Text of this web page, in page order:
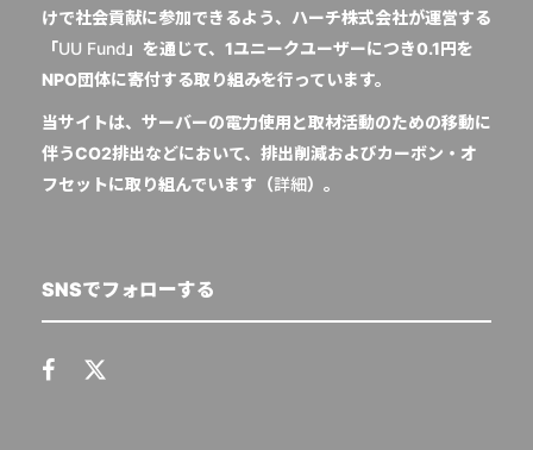
けで社会貢献に参加できるよう、ハーチ株式会社が運営する
「UU Fund 」を通じて、1ユニークユーザーにつき0.1円を
NPO団体に寄付する取り組みを行っています。
当サイトは、サーバーの電力使用と取材活動のための移動に
伴うCO2排出などにおいて、排出削減およびカーボン・オ
フセットに取り組んでいます（詳細）。
SNSでフォローする